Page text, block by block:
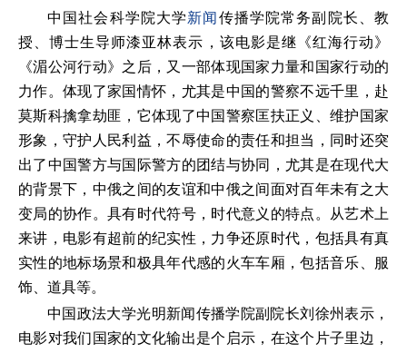
中国社会科学院大学新闻 传播学院常务副院长、教
授、博士生导师漆亚林表示，该电影是继《红海行动》
《湄公河行动》之后，又一部体现国家力量和国家行动的
力作。体现了家国情怀，尤其是中国的警察不远千里，赴
莫斯科擒拿劫匪，它体现了中国警察匡扶正义、维护国家
形象，守护人民利益，不辱使命的责任和担当，同时还突
出了中国警方与国际警方的团结与协同，尤其是在现代大
的背景下，中俄之间的友谊和中俄之间面对百年未有之大
变局的协作。具有时代符号，时代意义的特点。从艺术上
来讲，电影有超前的纪实性，力争还原时代，包括具有真
实性的地标场景和极具年代感的火车车厢，包括音乐、服
饰、道具等。
中国政法大学光明新闻传播学院副院长刘徐州表示，
电影对我们国家的文化输出是个启示，在这个片子里边，